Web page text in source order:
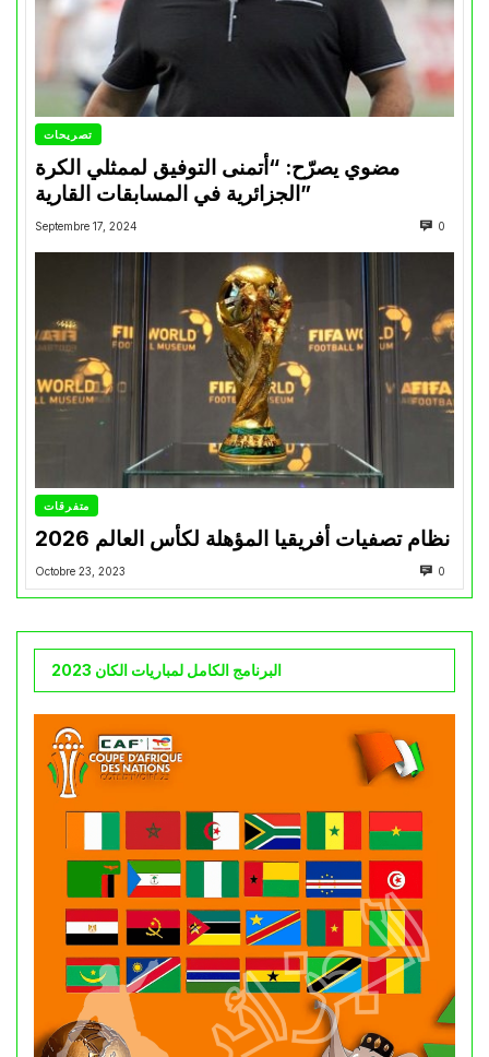
تصريحات
مضوي يصرّح: “أتمنى التوفيق لممثلي الكرة
الجزائرية في المسابقات القارية”
Septembre 17, 2024 0
متفرقات
نظام تصفيات أفريقيا المؤهلة لكأس العالم 2026
Octobre 23, 2023 0
البرنامج الكامل لمباريات الكان 2023